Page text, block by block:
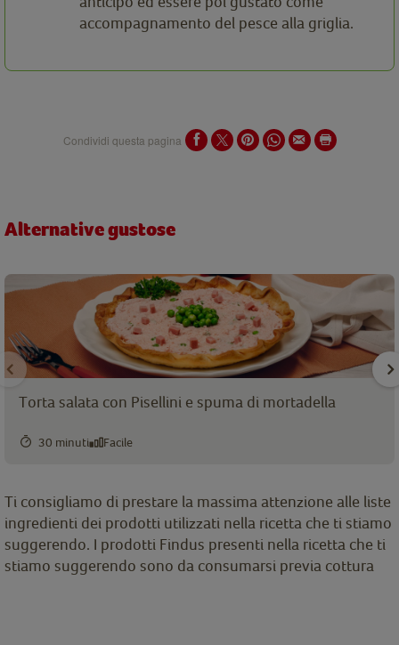
accompagnamento del pesce alla griglia.
Condividi questa pagina
Alternative gustose
Torta salata con Pisellini e spuma di mortadella
30 minuti Facile
Ti consigliamo di prestare la massima attenzione alle liste
ingredienti dei prodotti utilizzati nella ricetta che ti stiamo
suggerendo. I prodotti Findus presenti nella ricetta che ti
stiamo suggerendo sono da consumarsi previa cottura